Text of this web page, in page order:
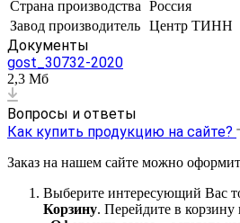
Страна производства Россия
Завод производитель Центр ТИНН
Документы
gost_30732-2020
2,3 Мб
Вопросы и ответы
Как купить продукцию на сайте?
Заказ на нашем сайте можно
Выберите интересующий Вас
Корзину. Перейдите в